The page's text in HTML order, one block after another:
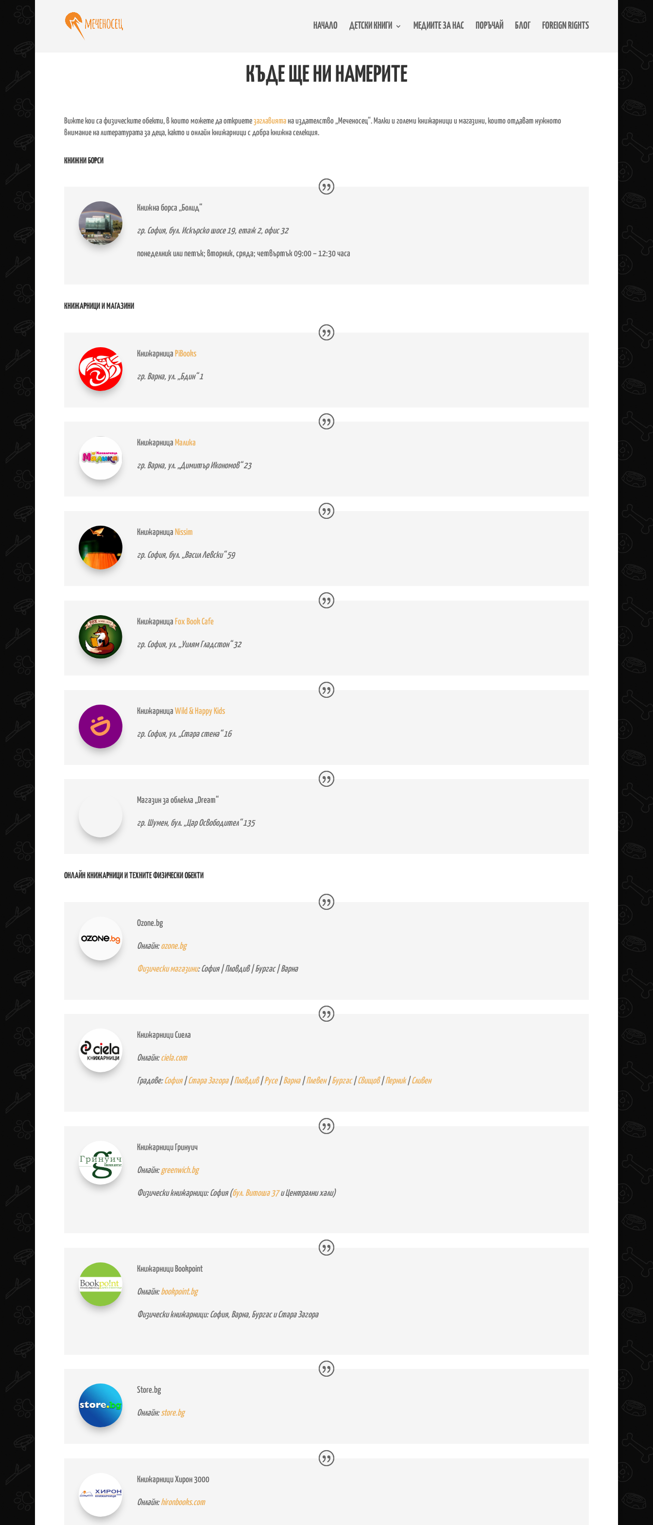
НАЧАЛО ДЕТСКИ КНИГИ МЕДИИТЕ ЗА НАС ПОРЪЧАЙ БЛОГ FOREIGN RIGHTS
КЪДЕ ЩЕ НИ НАМЕРИТЕ
Вижте кои са физическите обекти, в които можете да откриетезаглавията на издателство „Меченосец“. Малки и големи книжарници и магазини, които отдават нужното
внимание на литературата за деца, както и онлайн книжарници с добра книжна селекция.
КНИЖНИ БОРСИ
Книжна борса „Болид“
гр. София, бул. Искърско шосе 19, етаж 2, офис 32
понеделник или петък; вторник, сряда; четвъртък 09:00 – 12:30 часа
КНИЖАРНИЦИ И МАГАЗИНИ
Книжарница PiBooks
гр. Варна, ул. „Бдин“ 1
Книжарница Малика
гр. Варна, ул. „Димитър Икономов“ 23
Книжарница Nissim
гр. София, бул. „Васил Левски“ 59
Книжарница Fox Book Cafe
гр. София, ул. „Уилям Гладстон“ 32
Книжарница Wild & Happy Kids
гр. София, ул. „Стара стена“ 16
Магазин за облекла „Dream“
гр. Шумен, бул. „Цар Освободител“ 135
ОНЛАЙН КНИЖАРНИЦИ И ТЕХНИТЕ ФИЗИЧЕСКИ ОБЕКТИ
Ozone.bg
Онлайн:ozone.bg
Физически магазини: София | Пловдив | Бургас | Варна
Книжарници Сиела
Онлайн:ciela.com
Градове:София|Стара Загора|Пловдив|Русе|Варна|Плевен|Бургас|Свищов|Перник|Сливен
Книжарници Гринуич
Онлайн:greenwich.bg
Физически книжарници: София (бул. Витоша 37и Централни хали)
Книжарници Bookpoint
Онлайн:bookpoint.bg
Физически книжарници: София, Варна, Бургас и Стара Загора
Store.bg
Онлайн:store.bg
Книжарници Хирон 3000
Онлайн:hironbooks.com